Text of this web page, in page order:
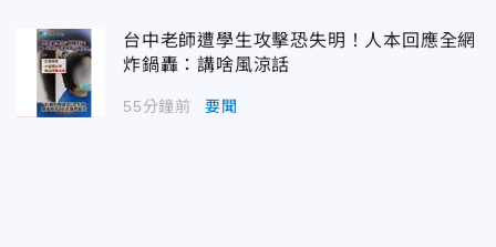
台中老師遭學生攻擊恐失明！人本回應全網
炸鍋轟：講啥風涼話
55分鐘前 要聞